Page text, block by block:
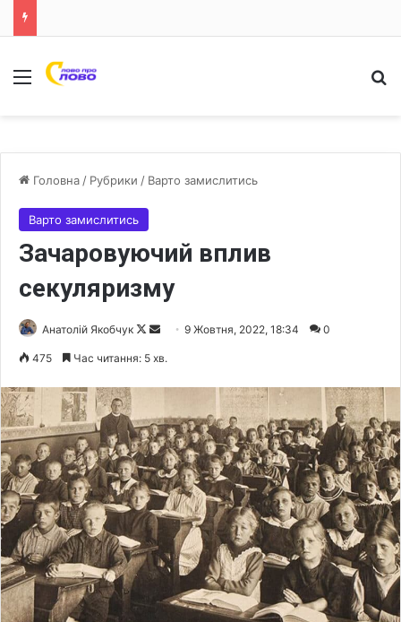
Меню
Головна / Рубрики / Варто замислитись
Варто замислитись
Зачаровуючий вплив
секуляризму
Анатолій Якобчук
F
o
w
o
n
X
a
n
e
m
a
l
9 Жовтня, 2022, 18:34 0
475 Час читання: 5 хв.